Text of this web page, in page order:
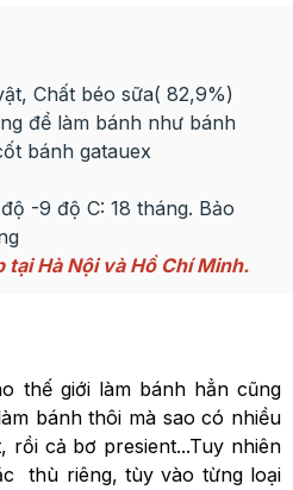
Chất béo sữa( 82,9%)
để làm bánh như bánh
bánh gatauex
-9 độ C: 18 tháng. Bảo
Hà Nội và Hồ Chí Minh.
thế giới làm bánh hẳn cũng
bánh thôi mà sao có nhiều
rồi cả bơ presient...Tuy nhiên
thù riêng, tùy vào từng loại